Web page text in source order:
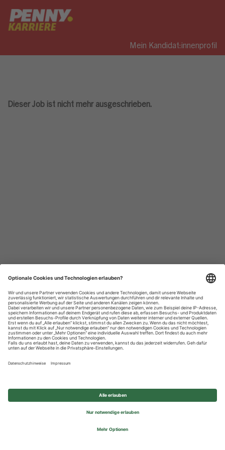
Mein Kandidat:innenprofil
Dieser Job ist nicht mehr ausgeschrieben.
Datenschutzhinweise
Impressum
Privatsphäre-Einstellungen
© 2026 REWE Group - All rights reserved